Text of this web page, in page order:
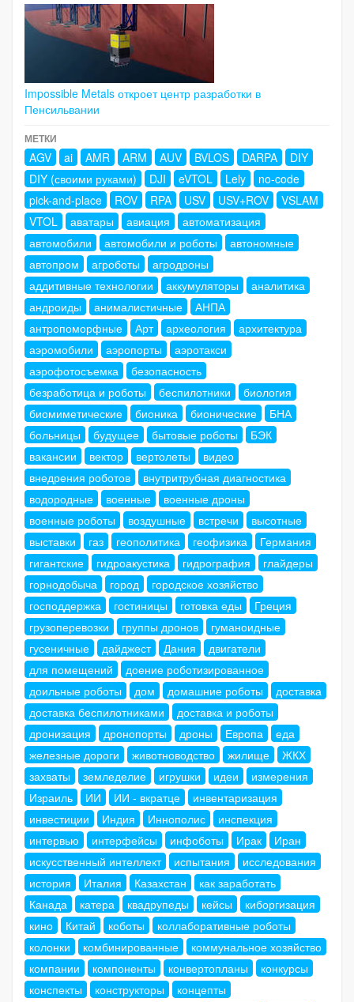
Impossible Metals откроет центр разработки в
Пенсильвании
МЕТКИ
AGV ai AMR ARM AUV BVLOS DARPA
DIY
DIY (своими руками)
DJI eVTOL Lely
no-code
pick-and-place
ROV RPA USV USV+ROV
VSLAM
VTOL
аватары авиация
автоматизация
автомобили
автомобили и роботы
автономные
автопром
агроботы
агродроны
аддитивные технологии
аккумуляторы
аналитика
андроиды
анималистичные
АНПА
антропоморфные
Арт археология
архитектура
аэромобили
аэропорты
аэротакси
аэрофотосъемка
безопасность
безработица и роботы
беспилотники
биология
биомиметические
бионика бионические
БНА
больницы
будущее бытовые роботы
БЭК
вакансии
вектор вертолеты
видео
внедрения роботов
внутритрубная диагностика
водородные
военные
военные дроны
военные роботы
воздушные встречи
высотные
выставки
газ геополитика геофизика
Германия
гигантские
гидроакустика гидрография
глайдеры
горнодобыча
город
городское хозяйство
господдержка
гостиницы готовка еды
Греция
грузоперевозки
группы дронов
гуманоидные
гусеничные
дайджест Дания
двигатели
для помещений
доение роботизированное
доильные роботы
дом домашние роботы
доставка
доставка беспилотниками
доставка и роботы
дронизация
дронопорты дроны Европа
еда
железные дороги
животноводство жилище
ЖКХ
захваты
земледелие игрушки идеи
измерения
Израиль
ИИ ИИ - вкратце
инвентаризация
инвестиции
Индия Иннополис
инспекция
интервью
интерфейсы инфоботы Ирак
Иран
искусственный интеллект
испытания
исследования
история
Италия Казахстан
как заработать
Канада
катера квадрупеды кейсы
киборгизация
кино
Китай коботы
коллаборативные роботы
колонки
комбинированные
коммунальное хозяйство
компании
компоненты конвертопланы
конкурсы
конспекты
конструкторы
концепты